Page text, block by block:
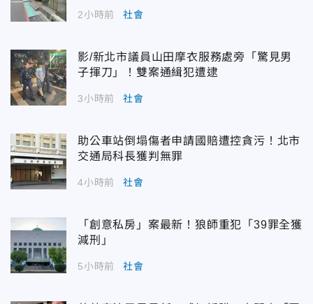
2小時前 社會
影/新北市議員山田摩衣服務處旁「驚見男
子揮刀」！雙案通緝犯遭逮
3小時前 社會
助公車站倒塌傷者申請國賠遭控貪污！北市
交通局科長獲判無罪
4小時前 社會
「創意私房」案最新！狼師重犯「39罪全獲
減刑」
5小時前 社會